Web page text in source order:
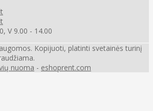
V 9.00 - 14.00
Kopijuoti, platinti svetainės turinį
nuoma - eshoprent.com